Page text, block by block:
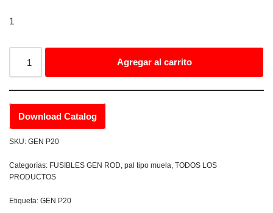
1
Agregar al carrito
Download Catalog
SKU: GEN P20
Categorías: FUSIBLES GEN ROD, pal tipo muela, TODOS LOS
PRODUCTOS
Etiqueta: GEN P20